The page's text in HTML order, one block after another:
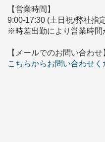
【営業時間】
9:00-17:30 (土日祝/弊社指
※時差出勤により営業時間
【メールでのお問い合わせ
こちらからお問い合わせく